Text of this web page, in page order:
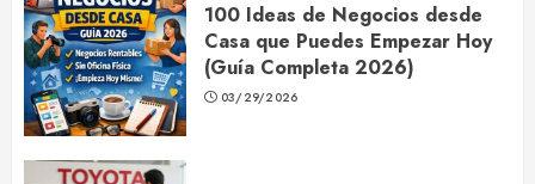
100 Ideas de Negocios desde
Casa que Puedes Empezar Hoy
(Guía Completa 2026)
03/29/2026